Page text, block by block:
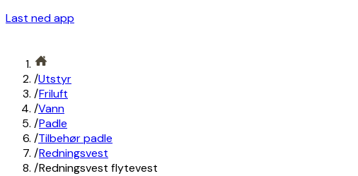
Last ned app
/Utstyr
/Friluft
/Vann
/Padle
/Tilbehør padle
/Redningsvest
/Redningsvest flytevest